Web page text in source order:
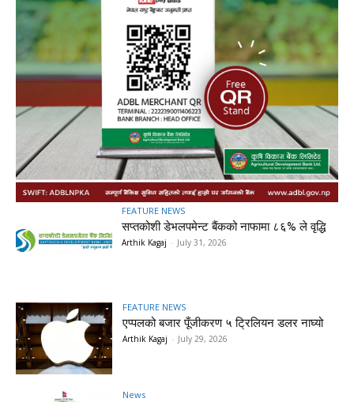
FEATURE NEWS
सप्तकोशी डेभलपमेन्ट बैंकको नाफामा ८६% ले वृद्धि
Arthik Kagaj - July 31, 2026
FEATURE NEWS
एप्पलको बजार पूँजीकरण ५ ट्रिलियन डलर नाघ्यो
Arthik Kagaj - July 29, 2026
News